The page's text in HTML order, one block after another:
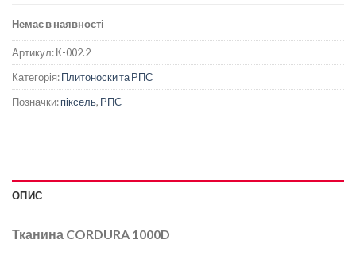
Немає в наявності
Артикул:К-002.2
Категорія:Плитоноски та РПС
Позначки:піксель, РПС
ОПИС
Тканина CORDURA 1000D